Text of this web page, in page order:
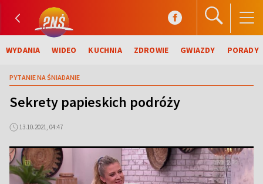
WYDANIA WIDEO KUCHNIA ZDROWIE GWIAZDY PORADY
PYTANIE NA ŚNIADANIE
Sekrety papieskich podróży
13.10.2021, 04:47